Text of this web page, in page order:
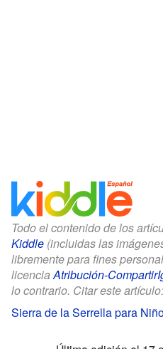
Todo el contenido de los
Kiddle (incluidas las
libremente para fines
licencia Atribución-
lo contrario. Citar este artículo:
Sierra de la Serrella para